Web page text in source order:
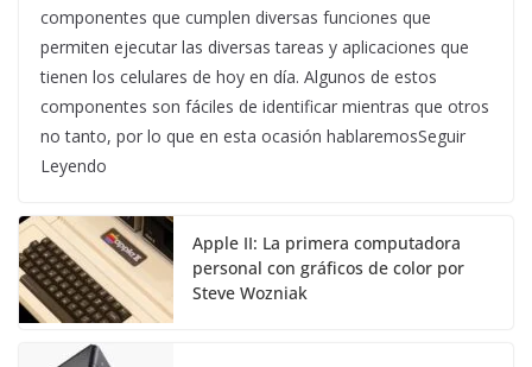
componentes que cumplen diversas funciones que
permiten ejecutar las diversas tareas y aplicaciones que
tienen los celulares de hoy en día. Algunos de estos
componentes son fáciles de identificar mientras que otros
no tanto, por lo que en esta ocasión hablaremosSeguir
Leyendo
Apple II: La primera computadora
personal con gráficos de color por
Steve Wozniak